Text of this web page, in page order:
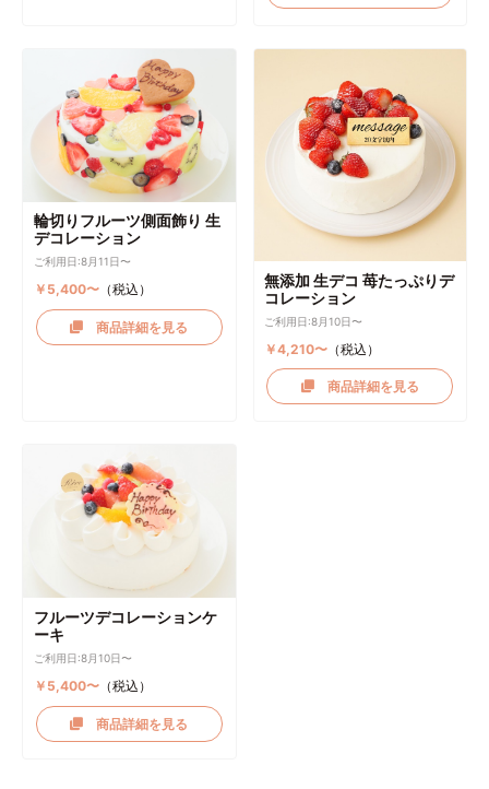
輪切りフルーツ側面飾り 生
デコレーション
ご利用日:8月11日〜
￥5,400〜（税込）
商品詳細を見る
無添加 生デコ 苺たっぷりデ
コレーション
ご利用日:8月10日〜
￥4,210〜 （税込）
商品詳細を見る
フルーツデコレーションケ
ーキ
ご利用日:8月10日〜
￥5,400〜（税込）
商品詳細を見る